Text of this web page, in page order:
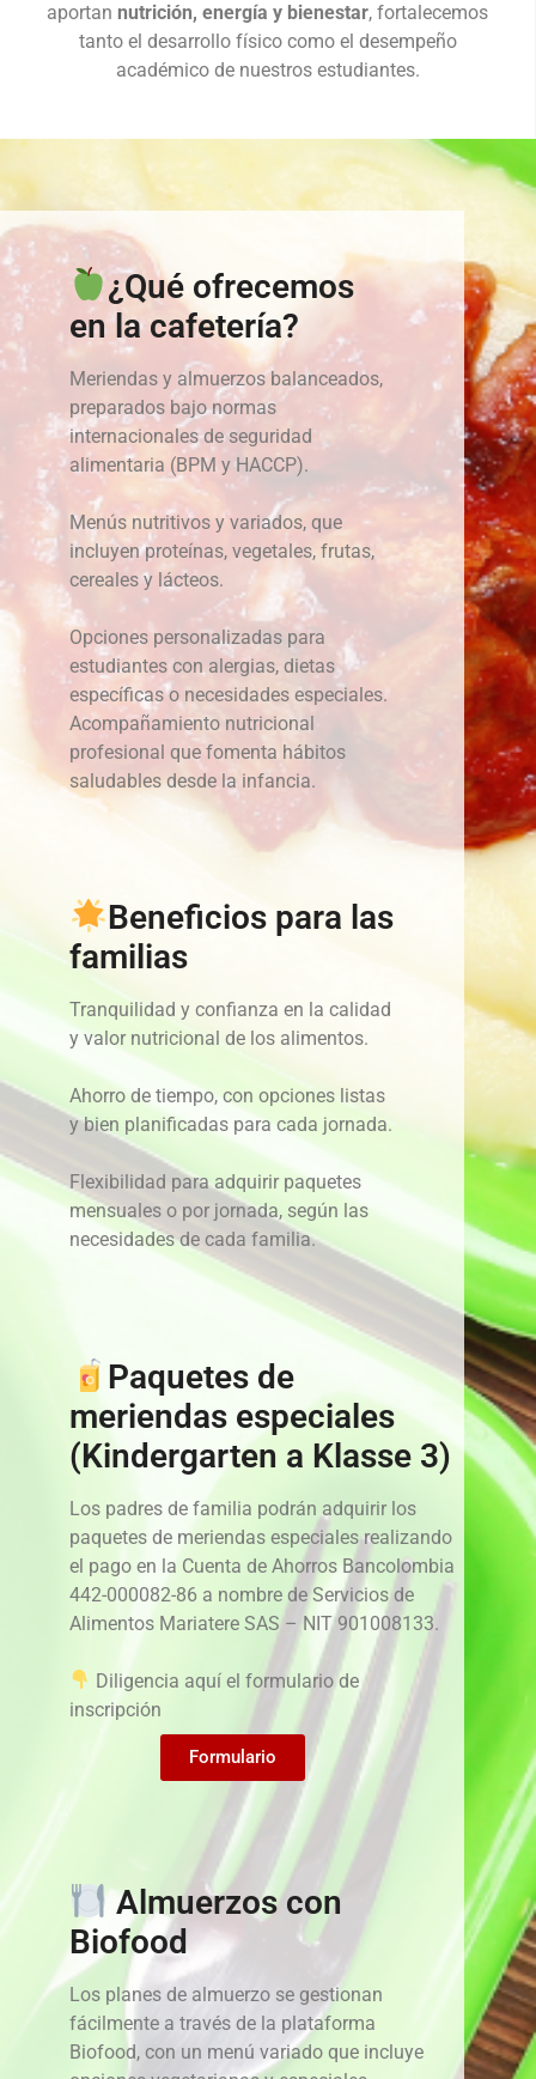
aportan nutrición, energía y bienestar, fortalecemos
tanto el desarrollo físico como el desempeño
académico de nuestros estudiantes.
¿Qué ofrecemos
en la cafetería?
Meriendas y almuerzos balanceados,
preparados bajo normas
internacionales de seguridad
alimentaria (BPM y HACCP).
Menús nutritivos y variados, que
incluyen proteínas, vegetales, frutas,
cereales y lácteos.
Opciones personalizadas para
estudiantes con alergias, dietas
específicas o necesidades especiales.
Acompañamiento nutricional
profesional que fomenta hábitos
saludables desde la infancia.
Beneficios para las
familias
Tranquilidad y confianza en la calidad
y valor nutricional de los alimentos.
Ahorro de tiempo, con opciones listas
y bien planificadas para cada jornada.
Flexibilidad para adquirir paquetes
mensuales o por jornada, según las
necesidades de cada familia.
Paquetes de
meriendas especiales
(Kindergarten a Klasse 3)
Los padres de familia podrán adquirir los
paquetes de meriendas especiales realizando
el pago en la Cuenta de Ahorros Bancolombia
442-000082-86 a nombre de Servicios de
Alimentos Mariatere SAS – NIT 901008133.
Diligencia aquí el formulario de
inscripción
Formulario
Almuerzos con
Biofood
Los planes de almuerzo se gestionan
fácilmente a través de la plataforma
Biofood, con un menú variado que incluye